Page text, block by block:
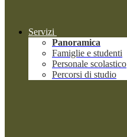
Servizi
Panoramica
Famiglie e studenti
Personale scolastico
Percorsi di studio